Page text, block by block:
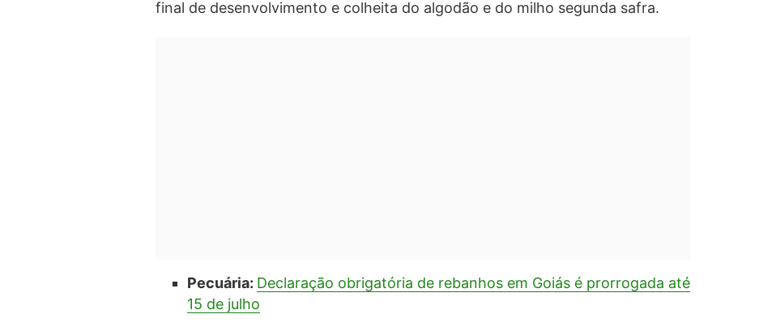
final de desenvolvimento e colheita do algodão e do milho segunda safra.
Pecuária: Declaração obrigatória de rebanhos em Goiás é prorrogada até
15 de julho